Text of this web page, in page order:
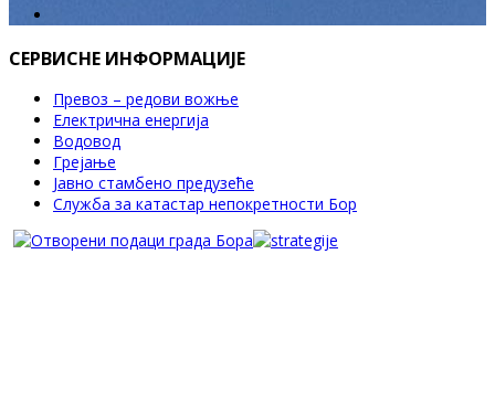
СЕРВИСНЕ ИНФОРМАЦИЈЕ
Превоз – редови вожње
Електрична енергија
Водовод
Грејање
Јавно стамбено предузеће
Служба за катастар непокретности Бор